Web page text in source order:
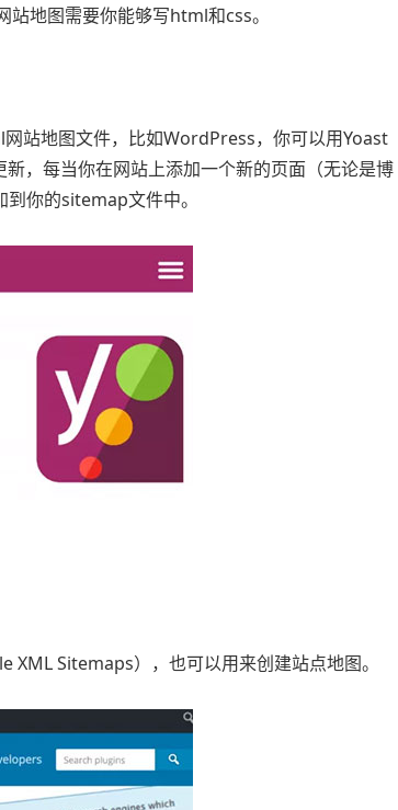
地图需要你能够写html和css。
站地图文件，比如WordPress，你可以用Yoast
，每当你在网站上添加一个新的页面（无论是博
你的sitemap文件中。
Sitemaps），也可以用来创建站点地图。